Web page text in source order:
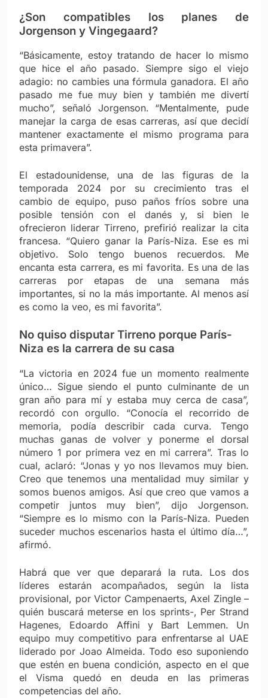
¿Son compatibles los planes de
Jorgenson y Vingegaard?
“Básicamente, estoy tratando de hacer lo mismo
que hice el año pasado. Siempre sigo el viejo
adagio: no cambies una fórmula ganadora. El año
pasado me fue muy bien y también me divertí
mucho”, señaló Jorgenson. “Mentalmente, pude
manejar la carga de esas carreras, así que decidí
mantener exactamente el mismo programa para
esta primavera”.
El estadounidense, una de las figuras de la
temporada 2024 por su crecimiento tras el
cambio de equipo, puso paños fríos sobre una
posible tensión con el danés y, si bien le
ofrecieron liderar Tirreno, prefirió realizar la cita
francesa. “Quiero ganar la París-Niza. Ese es mi
objetivo. Solo tengo buenos recuerdos. Me
encanta esta carrera, es mi favorita. Es una de las
carreras por etapas de una semana más
importantes, si no la más importante. Al menos así
es como la veo, es mi favorita”.
No quiso disputar Tirreno porque París-
Niza es la carrera de su casa
“La victoria en 2024 fue un momento realmente
único… Sigue siendo el punto culminante de un
gran año para mí y estaba muy cerca de casa”,
recordó con orgullo. “Conocía el recorrido de
memoria, podía describir cada curva. Tengo
muchas ganas de volver y ponerme el dorsal
número 1 por primera vez en mi carrera”. Tras lo
cual, aclaró: “Jonas y yo nos llevamos muy bien.
Creo que tenemos una mentalidad muy similar y
somos buenos amigos. Así que creo que vamos a
competir juntos muy bien”, dijo Jorgenson.
“Siempre es lo mismo con la París-Niza. Pueden
suceder muchos escenarios hasta el último día…”,
afirmó.
Habrá que ver que deparará la ruta. Los dos
líderes estarán acompañados, según la lista
provisional, por Victor Campenaerts, Axel Zingle –
quién buscará meterse en los sprints-, Per Strand
Hagenes, Edoardo Affini y Bart Lemmen. Un
equipo muy competitivo para enfrentarse al UAE
liderado por Joao Almeida. Todo eso suponiendo
que estén en buena condición, aspecto en el que
el Visma quedó en deuda en las primeras
competencias del año.